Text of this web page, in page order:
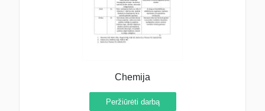
Chemija
Peržiūrėti darbą